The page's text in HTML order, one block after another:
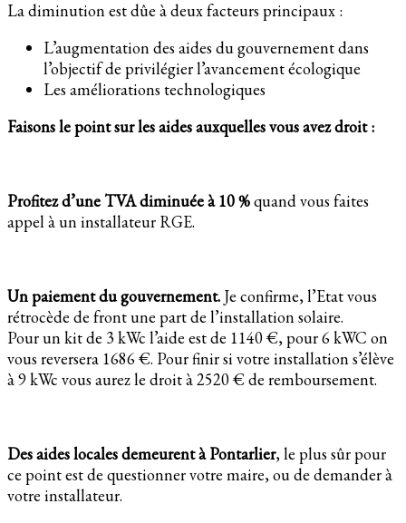
La diminution est dûe à deux facteurs principaux :
L’augmentation des aides du gouvernement dans
l’objectif de privilégier l’avancement écologique
Les améliorations technologiques
Faisons le point sur les aides auxquelles vous avez droit :
Profitez d’une TVA diminuée à 10 %quand vous faites
appel à un installateur RGE.
Un paiement du gouvernement. Je confirme, l’Etat vous
rétrocède de front une part de l’installation solaire.
Pour un kit de 3 kWc l’aide est de 1140 €, pour 6 kWC on
vous reversera 1686 €. Pour finir si votre installation s’élève
à 9 kWc vous aurez le droit à 2520 € de remboursement.
Des aides locales demeurent à Pontarlier, le plus sûr pour
ce point est de questionner votre maire, ou de demander à
votre installateur.